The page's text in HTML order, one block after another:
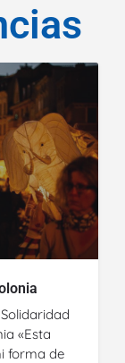
«Esta
forma de